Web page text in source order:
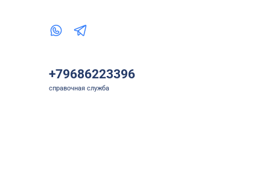
+79686223396
справочная служба